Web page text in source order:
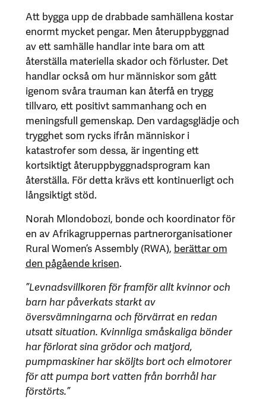
Att bygga upp de drabbade samhällena kostar
enormt mycket pengar. Men återuppbyggnad
av ett samhälle handlar inte bara om att
återställa materiella skador och förluster. Det
handlar också om hur människor som gått
igenom svåra trauman kan återfå en trygg
tillvaro, ett positivt sammanhang och en
meningsfull gemenskap. Den vardagsglädje och
trygghet som rycks ifrån människor i
katastrofer som dessa, är ingenting ett
kortsiktigt återuppbyggnadsprogram kan
återställa. För detta krävs ett kontinuerligt och
långsiktigt stöd.
Norah Mlondobozi, bonde och koordinator för
en av Afrikagruppernas partnerorganisationer
Rural Women’s Assembly (RWA), berättar om
den pågående krisen.
”Levnadsvillkoren för framför allt kvinnor och
barn har påverkats starkt av
översvämningarna och förvärrat en redan
utsatt situation. Kvinnliga småskaliga bönder
har förlorat sina grödor och matjord,
pumpmaskiner har sköljts bort och elmotorer
för att pumpa bort vatten från borrhål har
förstörts.”